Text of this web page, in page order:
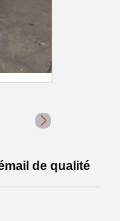
de qualité